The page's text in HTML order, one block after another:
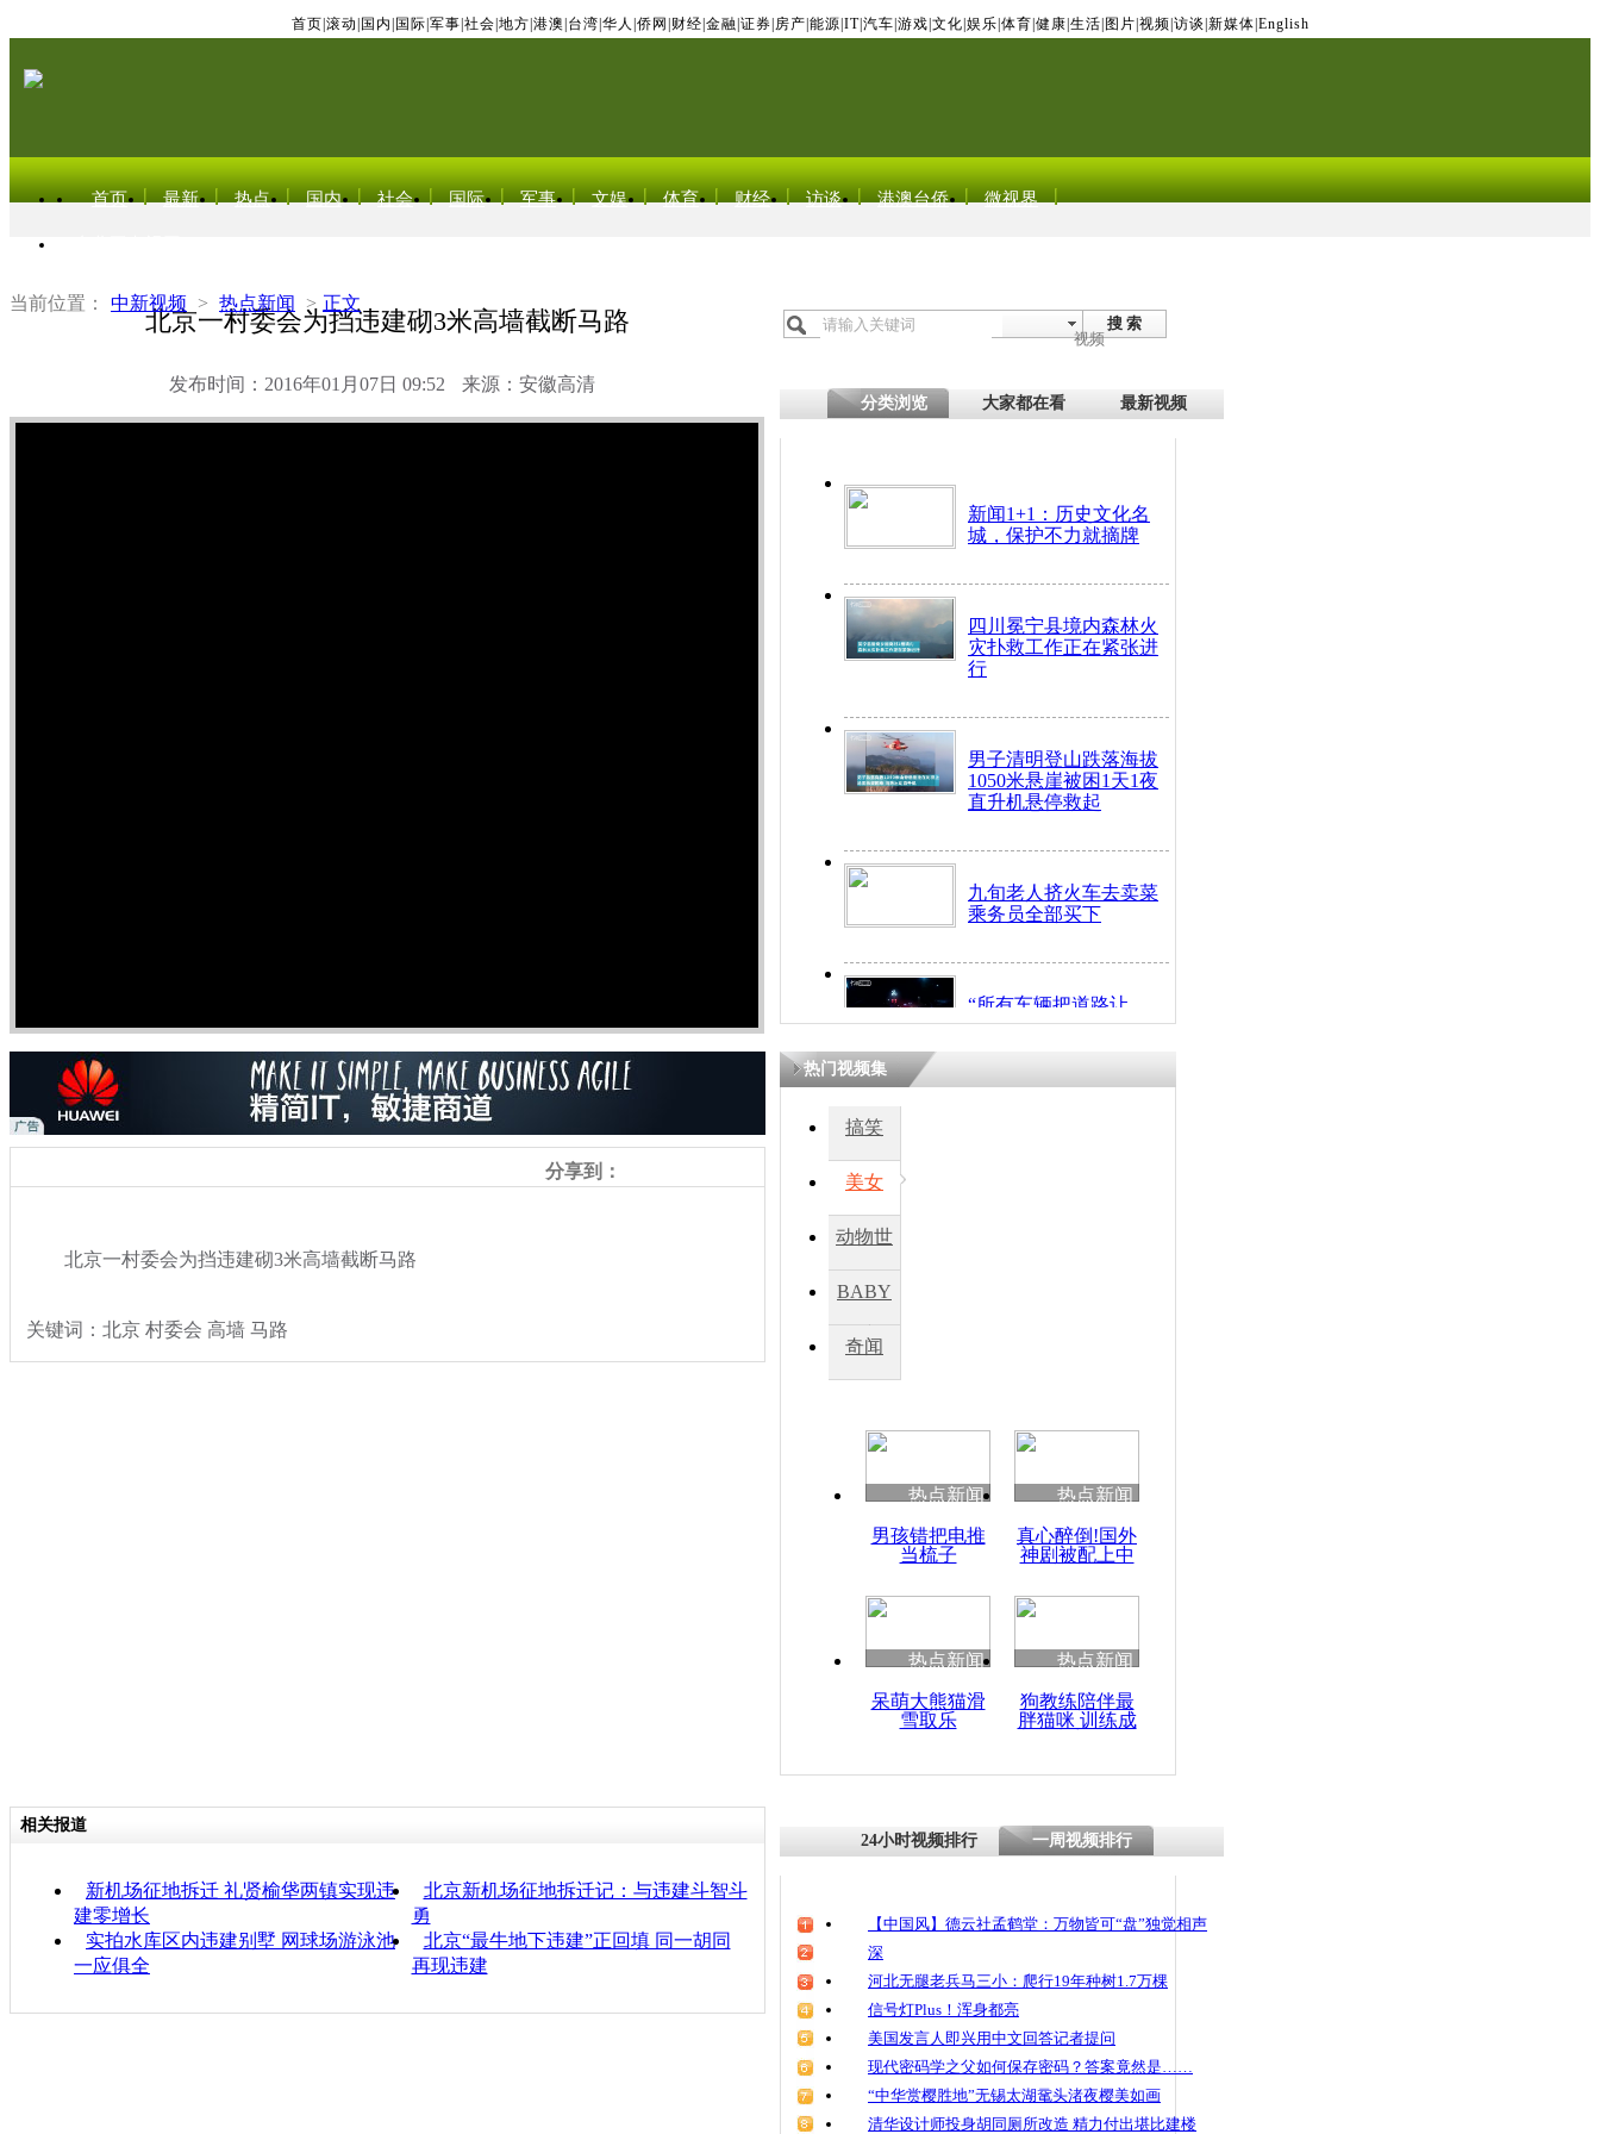
首页 滚动 国内 国际 军事 社会 地方 港澳 台湾 华人 侨网 财经 金融 证券 房产 能源 IT| 汽车 游戏 文化 娱乐 体育 健康 生活 图片 视频 访谈 新媒体 English
首页 最新 热点 国内 社会 国际 军事 文娱 体育 财经 访谈 港澳台侨 微视界
当前位置： 中新视频 > 热点新闻 > 正文
北京一村委会为挡违建砌3米高墙截断马路
发布时间：2016年01月07日 09:52 来源：安徽高清
搜 索
视频
分类浏览 大家都在看 最新视频
新闻1+1：历史文化名
城，保护不力就摘牌
四川冕宁县境内森林火
灾扑救工作正在紧张进
行
男子清明登山跌落海拔
1050米悬崖被困1天1夜
直升机悬停救起
九旬老人挤火车去卖菜
乘务员全部买下
“所有车辆把道路让
开！”儿童突发疾病交
因
度苗族花山节
魂
分享到：
北京一村委会为挡违建砌3米高墙截断马路
关键词：北京 村委会 高墙 马路
热门视频集
搞笑
美女
动物世
BABY
秀
奇闻
热点新闻
男孩错把电推
当梳子
热点新闻
真心醉倒!国外
神剧被配上中
热点新闻
呆萌大熊猫滑
雪取乐
热点新闻
狗教练陪伴最
胖猫咪 训练成
相关报道
新机场征地拆迁 礼贤榆垡两镇实现违
建零增长
北京新机场征地拆迁记：与违建斗智斗
勇
实拍水库区内违建别墅 网球场游泳池
一应俱全
北京“最牛地下违建”正回填 同一胡同
再现违建
24小时视频排行 一周视频排行
【中国风】德云社孟鹤堂：万物皆可“盘”独觉相声
深
河北无腿老兵马三小：爬行19年种树1.7万棵
信号灯Plus！浑身都亮
美国发言人即兴用中文回答记者提问
现代密码学之父如何保存密码？答案竟然是……
“中华赏樱胜地”无锡太湖鼋头渚夜樱美如画
清华设计师投身胡同厕所改造 精力付出堪比建楼